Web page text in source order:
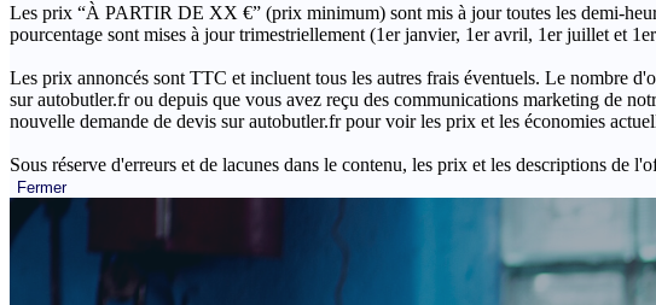
Les prix “À PARTIR DE XX €” (prix minimum) sont mis à jour toutes les demi-
pourcentage sont mises à jour trimestriellement (1er janvier, 1er avril, 1er juillet et
Les prix annoncés sont TTC et incluent tous les autres frais éventuels. Le nombre
sur autobutler.fr ou depuis que vous avez reçu des communications marketing de
nouvelle demande de devis sur autobutler.fr pour voir les prix et les économies
Sous réserve d'erreurs et de lacunes dans le contenu, les prix et les descriptions de
Fermer